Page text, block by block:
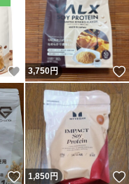
いいね！
3,750円
いいね！
1,850円